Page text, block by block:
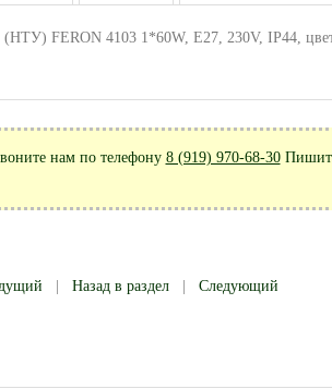
(НТУ) FERON 4103 1*60W, E27, 230V, IP44,
нам по телефону 8 (919) 970-68-30
|Назад в раздел |Следующий